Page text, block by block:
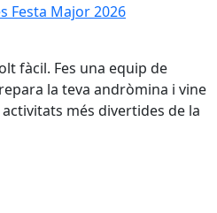
Festa Major 2026
Festa Major 2026
fàcil. Fes una equip de
la teva andròmina i vine
més divertides de la